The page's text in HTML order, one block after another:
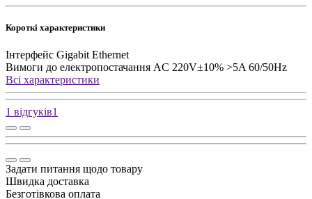
Короткі характеристики
Інтерфейс Gigabit Ethernet
Вимоги до електропостачання AC 220V±10% >5A 60/50Hz
Всі характеристики
1 відгуків1
Задати питання щодо товару
Швидка доставка
Безготівкова оплата